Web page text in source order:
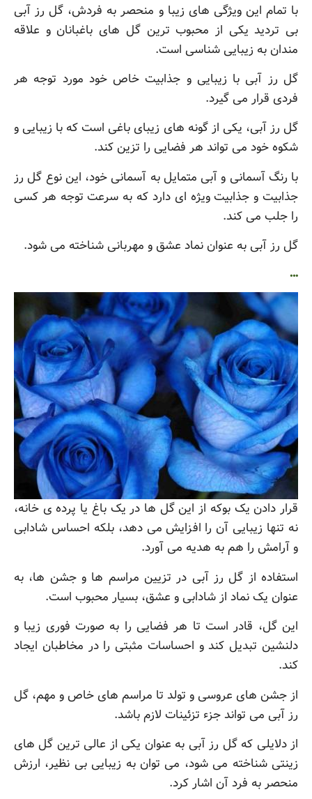
با تمام این ویژگی های زیبا و منحصر به فردش، گل رز آبی
بی تردید یکی از محبوب ترین گل های باغبانان و علاقه
مندان به زیبایی شناسی است.
گل رز آبی با زیبایی و جذابیت خاص خود مورد توجه هر
فردی قرار می گیرد.
گل رز آبی، یکی از گونه های زیبای باغی است که با زیبایی و
شکوه خود می تواند هر فضایی را تزین کند.
با رنگ آسمانی و آبی متمایل به آسمانی خود، این نوع گل رز
جذابیت و جذابیت ویژه ای دارد که به سرعت توجه هر کسی
را جلب می کند.
گل رز آبی به عنوان نماد عشق و مهربانی شناخته می شود.
…
قرار دادن یک بوکه از این گل ها در یک باغ یا پرده ی خانه،
نه تنها زیبایی آن را افزایش می دهد، بلکه احساس شادابی
و آرامش را هم به هدیه می آورد.
استفاده از گل رز آبی در تزیین مراسم ها و جشن ها، به
عنوان یک نماد از شادابی و عشق، بسیار محبوب است.
این گل، قادر است تا هر فضایی را به صورت فوری زیبا و
دلنشین تبدیل کند و احساسات مثبتی را در مخاطبان ایجاد
کند.
از جشن های عروسی و تولد تا مراسم های خاص و مهم، گل
رز آبی می تواند جزء تزئینات لازم باشد.
از دلایلی که گل رز آبی به عنوان یکی از عالی ترین گل های
زینتی شناخته می شود، می توان به زیبایی بی نظیر، ارزش
منحصر به فرد آن اشار کرد.